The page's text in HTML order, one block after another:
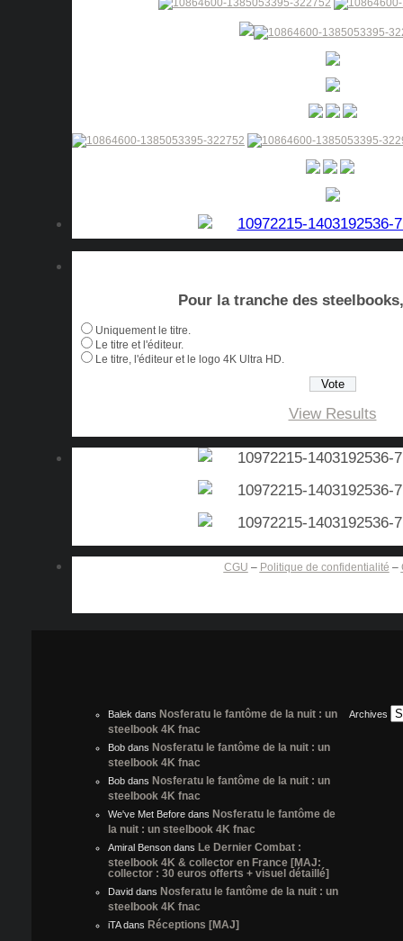
Pour la tranche des
Uniquement le titre.
Le titre et l'éditeur.
Le titre, l'éditeur et le logo 4K Ultra HD.
View Results
CGU – Politique de confidentialité –
Balek dans Nosferatu le fantôme de la nuit : un
steelbook 4K fnac
Bob dans Nosferatu le fantôme de la nuit : un
steelbook 4K fnac
Bob dans Nosferatu le fantôme de la nuit : un
steelbook 4K fnac
We've Met Before dans Nosferatu le fantôme de
la nuit : un steelbook 4K fnac
Amiral Benson dans Le Dernier Combat :
steelbook 4K & collector en France [MAJ:
collector : 30 euros offerts + visuel détaillé]
David dans Nosferatu le fantôme de la nuit : un
steelbook 4K fnac
iTAdans Réceptions [MAJ]
Archives